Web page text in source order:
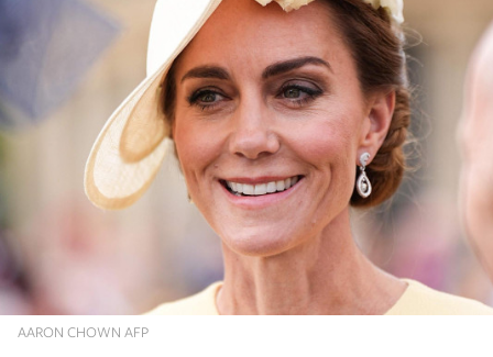
AARON CHOWN AFP